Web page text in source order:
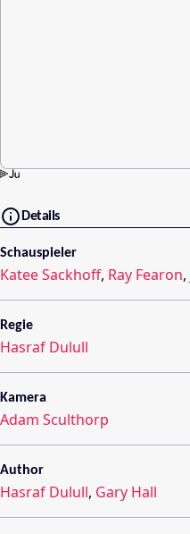
Details
Schauspieler
Katee Sackhoff, Ray Fearon,
Regie
Hasraf Dulull
Kamera
Adam Sculthorp
Author
Hasraf Dulull, Gary Hall